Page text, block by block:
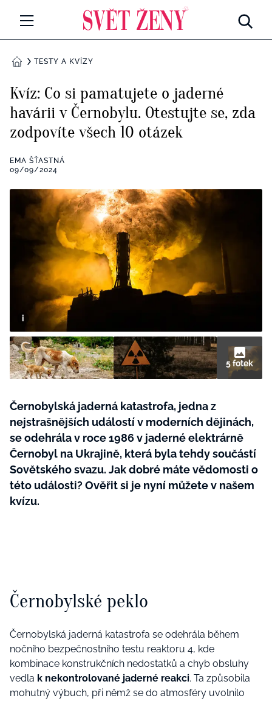
Všechny kategorie
Rozhovory
RETROHUBKY
Všechny kategorie
Seberozvoj
Všechny kategorie
Životní styl
ZÁBAVA
Všechny kategorie
Testy a kvízy
BYDLENÍ
Všechny kategorie
Tvoření
Rady a tipy
BurdaMedia
SADA PRODUKTŮ MANA (10 ks)
DOMŮTESTY A KVÍZY
Kvíz: Co si pamatujete o jaderné
havárii v Černobylu. Otestujte se, zda
zodpovíte všech 10 otázek
EMA ŠŤASTNÁ
09/09/2024
5 fotek
Černobylská jaderná katastrofa, jedna z
nejstrašnějších událostí v moderních dějinách,
se odehrála v roce 1986 v jaderné elektrárně
Černobyl na Ukrajině, která byla tehdy součástí
Sovětského svazu. Jak dobré máte vědomosti o
této události? Ověřit si je nyní můžete v našem
kvízu.
Černobylské peklo
Černobylská jaderná katastrofa se odehrála během
nočního bezpečnostního testu reaktoru 4, kde
kombinace konstrukčních nedostatků a chyb obsluhy
vedla k nekontrolované jaderné reakci. Ta způsobila
mohutný výbuch, při němž se do atmosféry uvolnilo